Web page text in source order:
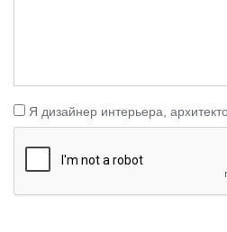
Я дизайнер интерьера,